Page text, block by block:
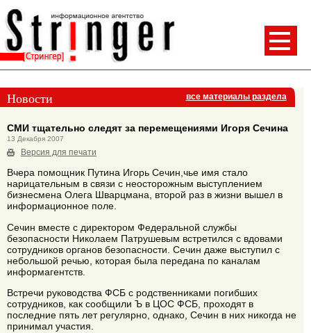
Новости все материалы раздела
СМИ тщательно следят за перемещениями Игоря Сечина
13 Декабря 2007
Версия для печати
Вчера помощник Путина Игорь Сечин,чье имя стало
нарицательным в связи с неосторожным выступлением
бизнесмена Олега Шварцмана, второй раз в жизни вышел в
информационное поле.
Сечин вместе с директором Федеральной службы
безопасности Николаем Патрушевым встретился с вдовами
сотрудников органов безопасности. Сечин даже выступил с
небольшой речью, которая была передана по каналам
информагентств.
Встречи руководства ФСБ с родственниками погибших
сотрудников, как сообщили Ъ в ЦОС ФСБ, проходят в
последние пять лет регулярно, однако, Сечин в них никогда не
принимал участия.